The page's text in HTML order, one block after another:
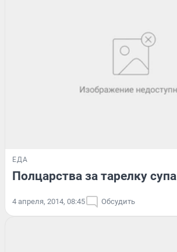
ЕДА
Полцарства за тарелку супа
4 апреля, 2014, 08:45 Обсудить